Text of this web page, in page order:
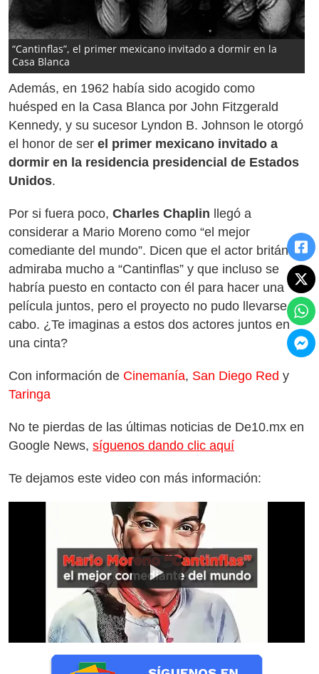
“Cantinflas”, el primer mexicano invitado a dormir en la
Casa Blanca
Además, en 1962 había sido acogido como
huésped en la Casa Blanca por John Fitzgerald
Kennedy, y su sucesor Lyndon B. Johnson le otorgó
el honor de ser el primer mexicano invitado a
dormir en la residencia presidencial de Estados
Unidos.
Por si fuera poco, Charles Chaplin llegó a
considerar a Mario Moreno como “el mejor
comediante del mundo”. Dicen que el actor británico
admiraba mucho a “Cantinflas” y que incluso se
habría puesto en contacto con él para hacer una
película juntos, pero el proyecto no pudo llevarse a
cabo. ¿Te imaginas a estos dos actores juntos en
una cinta?
Con información de Cinemanía, San Diego Red y
Taringa
No te pierdas de las últimas noticias de De10.mx en
Google News, síguenos dando clic aquí
Te dejamos este video con más información: